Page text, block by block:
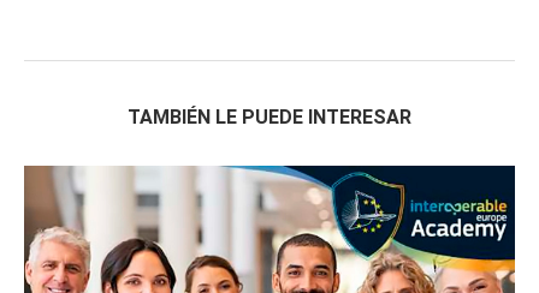
TAMBIÉN LE PUEDE INTERESAR